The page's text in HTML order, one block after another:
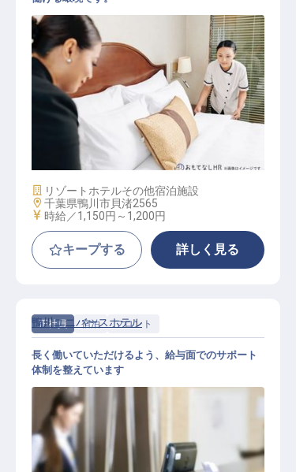
客室、その他清掃スタッフ
施設業態
リゾートホテルその他宿泊施設
勤務地
千葉県鴨川市貝渚2565
給与
時給／1,150円～ 1,200円
キープする 詳しく見る
正社員 宿泊 フロント
鴨川ユニバースホテル
長く働いていただけるよう、給与面でのサポート
体制を整えています